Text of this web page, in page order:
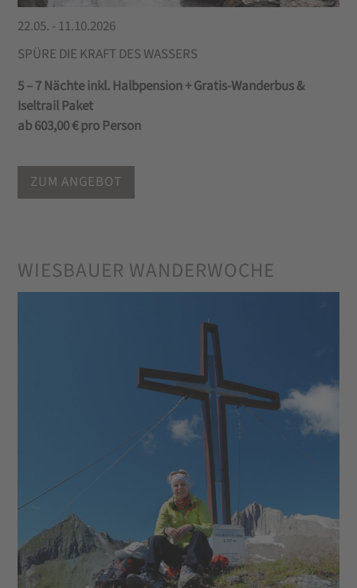
22.05. - 11.10.2026
SPÜRE DIE KRAFT DES WASSERS
5 – 7 Nächte inkl. Halbpension + Gratis-Wanderbus &
Iseltrail Paket
ab 603,00 € pro Person
ZUM ANGEBOT
WIESBAUER WANDERWOCHE